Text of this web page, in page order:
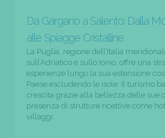
Da Gargano a Salento: Dalla
alle Spiagge Cristalline
La Puglia, regione dell’Italia
sull’Adriatico e sullo Ionio, offre una
esperienze lungo la sua estensione
Paese escludendo le isole. Il turismo
crescita grazie alla bellezza delle sue
presenza di strutture ricettive come
villaggi.